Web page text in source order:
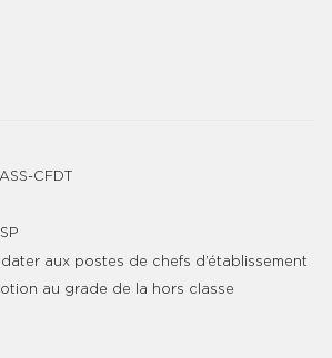
CFDT
aux postes de chefs d’établissement
au grade de la hors classe